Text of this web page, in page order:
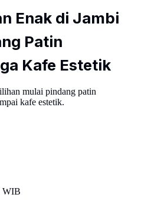
Enak di Jambi
Patin
Kafe Estetik
mulai pindang patin
kafe estetik.
WIB